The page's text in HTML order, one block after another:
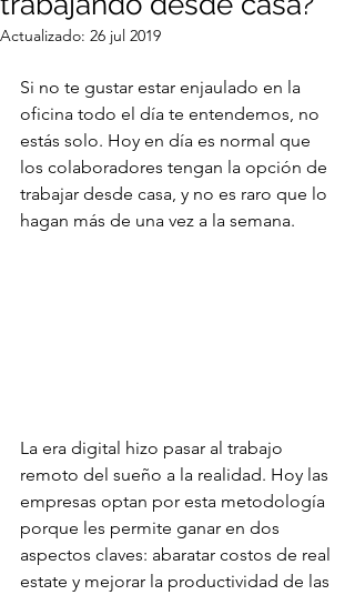
Actualizado: 26 jul 2019
Si no te gustar estar enjaulado en la
oficina todo el día te entendemos, no
estás solo. Hoy en día es normal que
los colaboradores tengan la opción de
trabajar desde casa, y no es raro que lo
hagan más de una vez a la semana.
La era digital hizo pasar al trabajo
remoto del sueño a la realidad. Hoy las
empresas optan por esta metodología
porque les permite ganar en dos
aspectos claves: abaratar costos de real
estate y mejorar la productividad de las